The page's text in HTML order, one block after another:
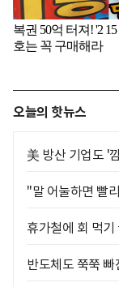
오늘의 핫뉴스
美 방산 기업도 '
"말 어눌하면 빨
휴가철에 회 먹
반도체도 쭉쭉